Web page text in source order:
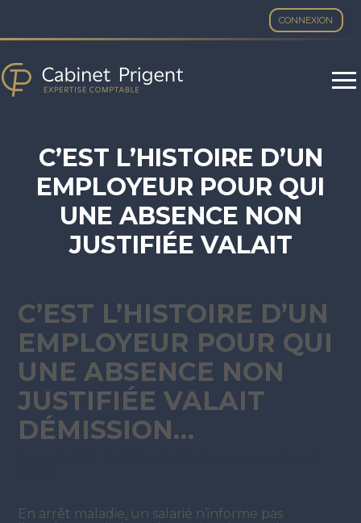
CONNEXION
Aller
au
C’EST L’HISTOIRE D’UN
EMPLOYEUR POUR QUI
UNE ABSENCE NON
JUSTIFIÉE VALAIT
C’EST L’HISTOIRE D’UN
EMPLOYEUR POUR QUI
UNE ABSENCE NON
JUSTIFIÉE VALAIT
DÉMISSION…
En arrêt maladie, un salarié n’informe pas